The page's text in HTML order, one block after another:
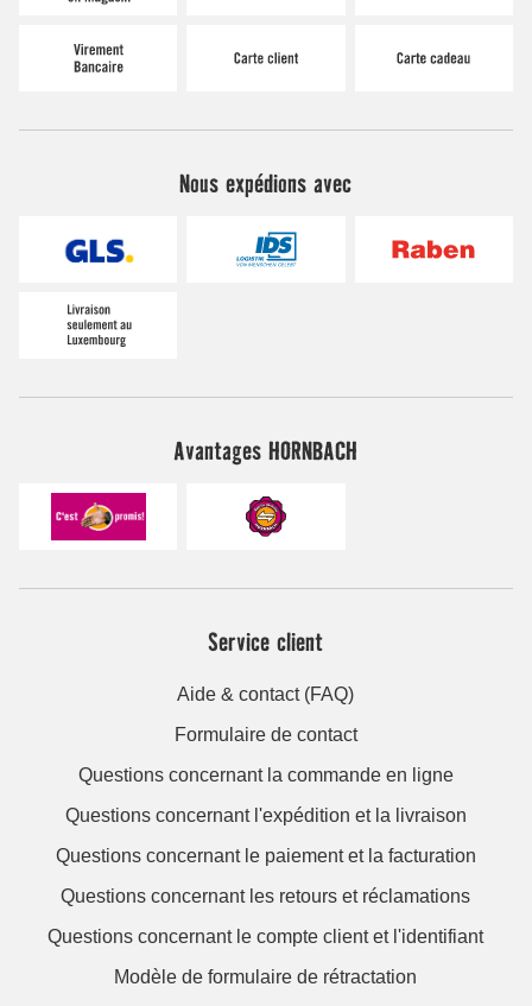
Nous expédions avec
Avantages HORNBACH
Service client
Aide & contact (FAQ)
Formulaire de contact
Questions concernant la commande en ligne
Questions concernant l'expédition et la livraison
Questions concernant le paiement et la facturation
Questions concernant les retours et réclamations
Questions concernant le compte client et l'identifiant
Modèle de formulaire de rétractation